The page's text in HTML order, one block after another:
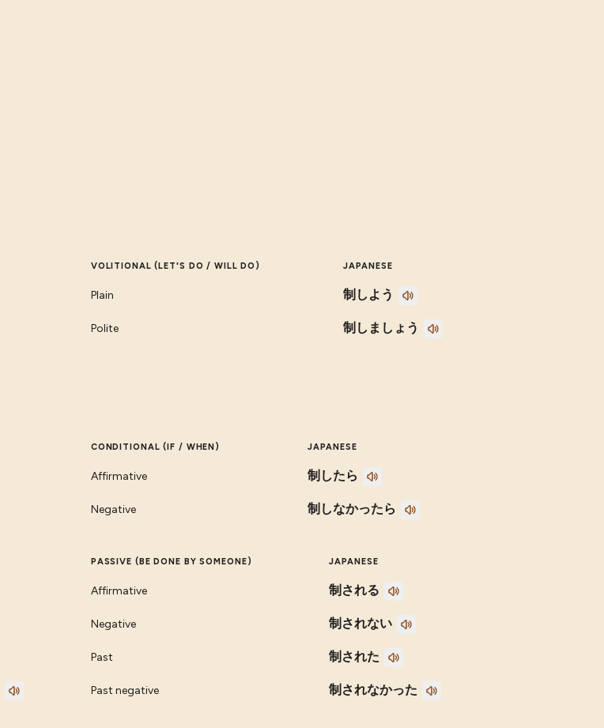
VOLITIONAL (LET'S DO / WILL DO) JAPANESE
Plain 制しよう
Polite 制しましょう
CONDITIONAL (IF / WHEN) JAPANESE
Affirmative 制したら
Negative 制しなかったら
PASSIVE (BE DONE BY SOMEONE) JAPANESE
Affirmative 制される
Negative 制されない
Past 制された
Past negative 制されなかった